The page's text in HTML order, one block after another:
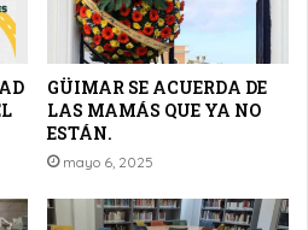
GÜIMAR SE ACUERDA DE
LAS MAMÁS QUE YA NO
ESTÁN.
mayo 6, 2025